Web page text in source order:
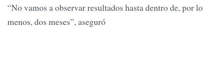
“No vamos a observar resultados hasta dentro de, por lo
menos, dos meses”, aseguró